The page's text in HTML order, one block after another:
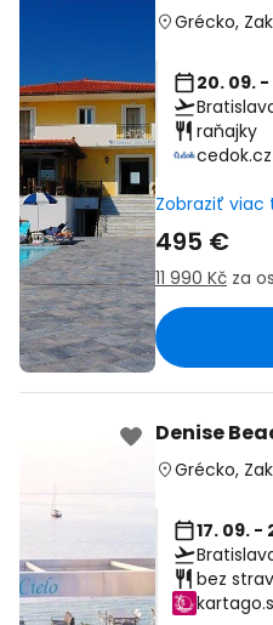
Grécko,
20. 09. -
raňajky
cedok.cz
Zobraziť
495 €
11 990 Kč za
Denise
Grécko,
17. 09. -
bez